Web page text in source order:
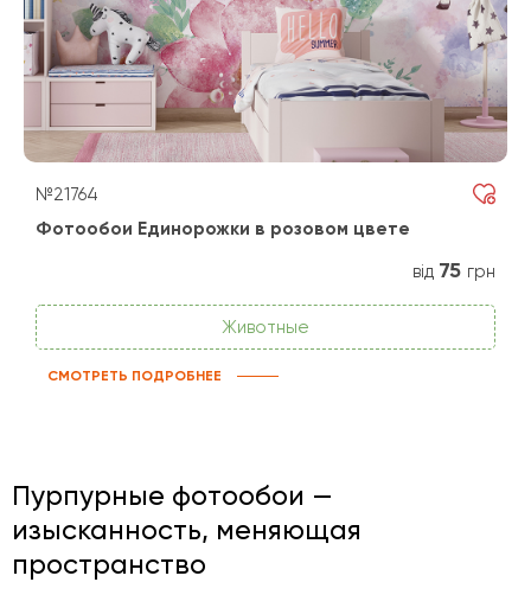
№21764
Фотообои Единорожки в розовом цвете
від 75 грн
Животные
СМОТРЕТЬ ПОДРОБНЕЕ
Пурпурные фотообои —
изысканность, меняющая
пространство